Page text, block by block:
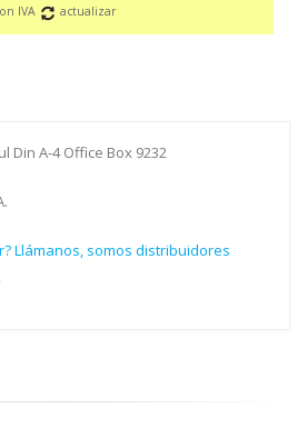
IVA actualizar
Din A-4 Office Box 9232
Llámanos, somos distribuidores